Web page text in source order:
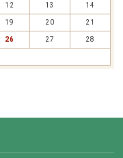
12 13 14
19 20 21
26 27 28